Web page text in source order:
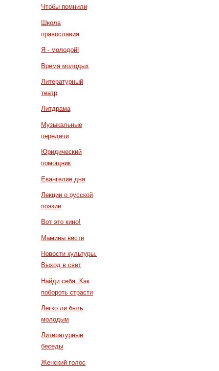
Чтобы помнили
Школа
православия
Я - молодой!
Время молодых
Литературный
театр
Литдрама
Музыкальные
передачи
Юридический
помощник
Евангелие дня
Лекции о русской
поэзии
Вот это кино!
Мамины вести
Новости культуры.
Выход в свет
Найди себя. Как
побороть страсти
Легко ли быть
молодым
Литературные
беседы
Женский голос